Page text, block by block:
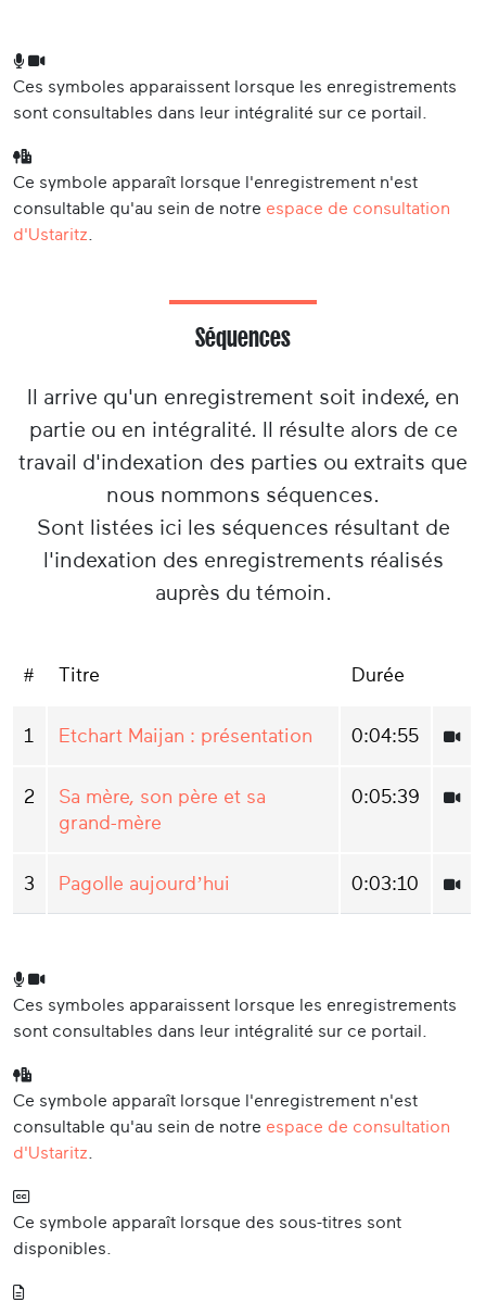
Ces symboles apparaissent lorsque les enregistrements
sont consultables dans leur intégralité sur ce portail.
Ce symbole apparaît lorsque l'enregistrement n'est
consultable qu'au sein de notre espace de consultation
d'Ustaritz
Séquences
Il arrive qu'un enregistrement soit indexé, en
partie ou en intégralité. Il résulte alors de ce
travail d'indexation des parties ou extraits que
nous nommons séquences.
Sont listées ici les séquences résultant de
l'indexation des enregistrements réalisés
auprès du témoin.
# Titre Durée
1 Etchart Maijan : présentation 0:04:55
2
Sa mère, son père et sa
grand-mère
0:05:39
3 Pagolle aujourd’hui 0:03:10
Ces symboles apparaissent lorsque les enregistrements
sont consultables dans leur intégralité sur ce portail.
Ce symbole apparaît lorsque l'enregistrement n'est
consultable qu'au sein de notre espace de consultation
d'Ustaritz
Ce symbole apparaît lorsque des sous-titres sont
disponibles.